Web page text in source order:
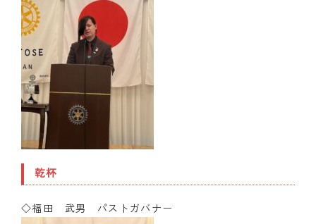
乾杯
◇福田 武男 パストガバナー